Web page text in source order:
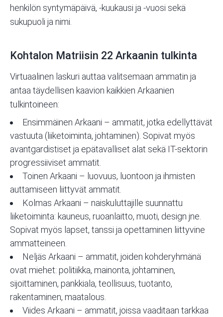
henkilön syntymäpäivä, -kuukausi ja -vuosi sekä
sukupuoli ja nimi.
Kohtalon Matriisin 22 Arkaanin tulkinta
Virtuaalinen laskuri auttaa valitsemaan ammatin ja
antaa täydellisen kaavion kaikkien Arkaanien
tulkintoineen:
Ensimmäinen Arkaani – ammatit, jotka edellyttävät
vastuuta (liiketoiminta, johtaminen). Sopivat myös
avantgardistiset ja epätavalliset alat sekä IT-sektorin
progressiiviset ammatit.
Toinen Arkaani – luovuus, luontoon ja ihmisten
auttamiseen liittyvät ammatit.
Kolmas Arkaani – naiskuluttajille suunnattu
liiketoiminta: kauneus, ruoanlaitto, muoti, design jne.
Sopivat myös lapset, tanssi ja opettaminen liittyvine
ammatteineen.
Neljäs Arkaani – ammatit, joiden kohderyhmänä
ovat miehet: politiikka, mainonta, johtaminen,
sijoittaminen, pankkiala, teollisuus, tuotanto,
rakentaminen, maatalous.
Viides Arkaani – ammatit, joissa vaaditaan tarkkaa